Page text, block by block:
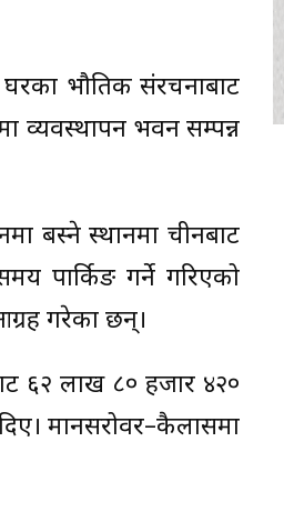
घरका भौतिक संरचनाबाट
व्यवस्थापन भवन सम्पन्न
बस्ने स्थानमा चीनबाट
पार्किङ गर्ने गरिएको
गरेका छन्।
६२ लाख ८० हजार ४२०
मानसरोवर–कैलासमा